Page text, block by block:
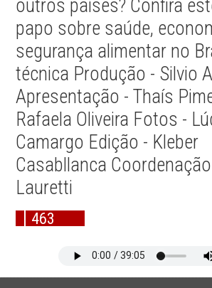
outros países? Confira
papo sobre saúde,
segurança alimentar no
técnica Produção - Silvio
Apresentação - Thaís
Rafaela Oliveira Fotos -
Camargo Edição - Kleber
Casabllanca
Lauretti
463